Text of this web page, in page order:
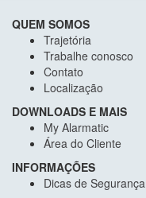
QUEM SOMOS
Trajetória
Trabalhe conosco
Contato
Localização
DOWNLOADS E MAIS
My Alarmatic
Área do Cliente
INFORMAÇÕES
Dicas de Segurança